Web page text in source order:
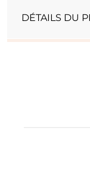
DÉTAILS DU